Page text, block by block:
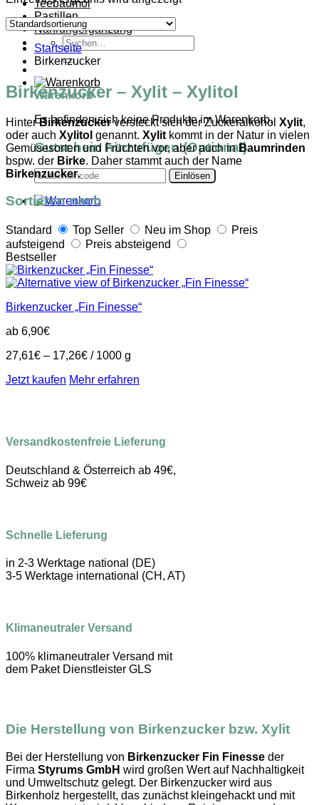
Teebaumöl
Pastillen
Nahrungergänzung
Suchen
nach:
Warenkorb
Es befinden sich keine Produkte im Warenkorb.
Gutschein hinzufügen(Optional)
Startseite
Birkenzucker
Birkenzucker – Xylit – Xylitol
HinterBirkenzuckerversteckt sich der Zuckeralkohol Xylit,
oder auch Xylitol genannt. Xylit kommt in der Natur in vielen
Gemüsesorten und Früchten vor, aber auch inBaumrinden
bspw. der Birke. Daher stammt auch der Name
Birkenzucker.
Sortieren nach
Standard Top Seller Neu im Shop
Preis
aufsteigend
Preis absteigend
Bestseller
Birkenzucker „Fin Finesse“
ab 6,90€
27,61€ – 17,26€ / 1000 g
Jetzt kaufen Mehr erfahren
Versandkostenfreie Lieferung
Deutschland & Österreich ab 49€,
Schweiz ab 99€
Schnelle Lieferung
in 2-3 Werktage national (DE)
3-5 Werktage international (CH, AT)
Klimaneutraler Versand
100% klimaneutraler Versand mit
dem Paket Dienstleister GLS
Die Herstellung von Birkenzucker bzw. Xylit
Bei der Herstellung von Birkenzucker Fin Finesse der
Firma Styrums GmbH wird großen Wert auf Nachhaltigkeit
und Umweltschutz gelegt. Der Birkenzucker wird aus
Birkenholz hergestellt, das zunächst kleingehackt und mit